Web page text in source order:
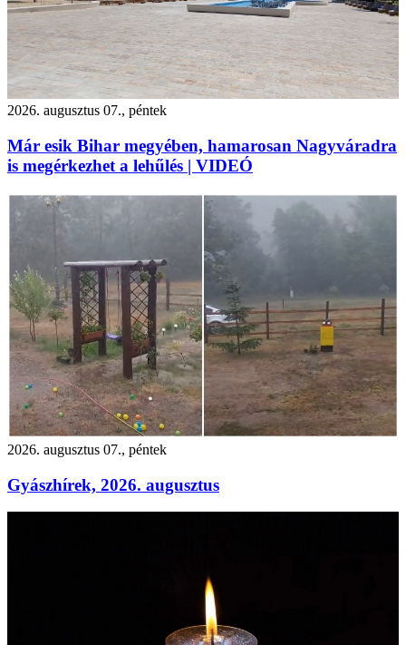
2026. augusztus 07., péntek
Már esik Bihar megyében, hamarosan Nagyváradra
is megérkezhet a lehűlés | VIDEÓ
2026. augusztus 07., péntek
Gyászhírek, 2026. augusztus